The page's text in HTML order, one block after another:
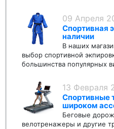
09 Апреля
Спортивная
наличии
В наших
выбор спортивной
большинства популярных
13 Февраля
Спортивные
широком
Беговые
велотренажеры и другие